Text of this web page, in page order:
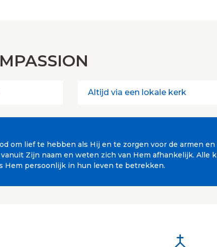
Altijd via een lokale kerk
om lief te hebben als Hij en te zorgen voor de armen en
Zijn naam en weten zich van Hem afhankelijk. Alle
Hem persoonlijk in hun leven te betrekken.